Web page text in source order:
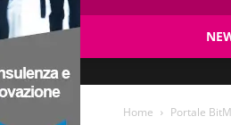
Home Portale